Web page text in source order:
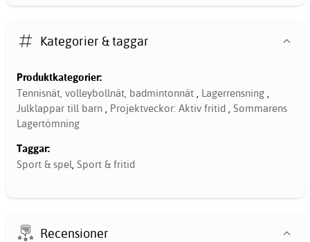
Kategorier & taggar
Produktkategorier:
Tennisnät, volleybollnät, badmintonnät , Lagerrensning ,
Julklappar till barn , Projektveckor: Aktiv fritid , Sommarens
Lagertömning
Taggar:
Sport & spel, Sport & fritid
Recensioner